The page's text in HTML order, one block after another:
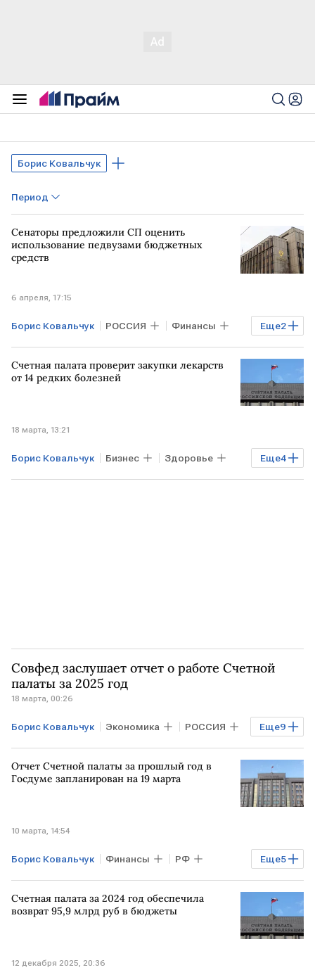
Борис Ковальчук
Период
Сенаторы предложили СП оценить
использование педвузами бюджетных
средств
6 апреля, 17:15
Еще2
Борис Ковальчук РОССИЯ Финансы
РФ Счетная палата
Счетная палата проверит закупки лекарств
от 14 редких болезней
18 марта, 13:21
Еще4
Борис Ковальчук Бизнес Здоровье
РФ Счетная палата
Совфед заслушает отчет о работе Счетной
палаты за 2025 год
18 марта, 00:26
Еще9
Борис Ковальчук Экономика РОССИЯ
Общество РФ САНКТ-ПЕТЕРБУРГ
Ленинградская область
Совет Федерации
Отчет Счетной палаты за прошлый год в
Госдуме запланирован на 19 марта
10 марта, 14:54
Еще5
Борис Ковальчук Финансы РФ
Эльвира Набиуллина Дума
Госдума Счетная палата
Счетная палата за 2024 год обеспечила
возврат 95,9 млрд руб в бюджеты
12 декабря 2025, 20:36